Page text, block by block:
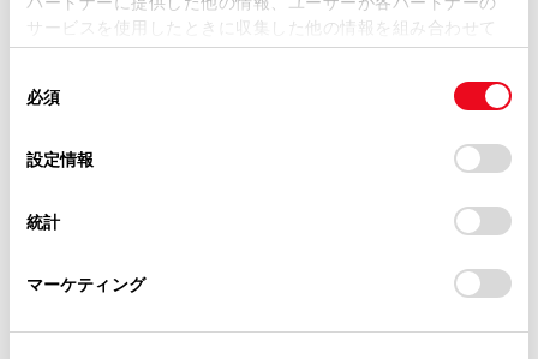
サービスを使用したときに収集した他の情報を組み合わせて
使用することがあります。当ウェブサイトの使用を続行する
デバイスにすべてのCookie(クッキー)が保存されることに同
意したことになります。Cookie(クッキー)のオプトアウト、
設定の変更、同意を撤回したりするにあたっては、当社の
「Cookie（クッキー）情報の取り扱いについて
」をご覧くだ
必須
設定情報
統計
マーケティング
当サイトには、全てのカタログ及び補足資料、正誤表等が掲載されているわけではありま
せん。
当サイトの利用、または利用できなかったことにより万一損害が生じても、弊社は一切責